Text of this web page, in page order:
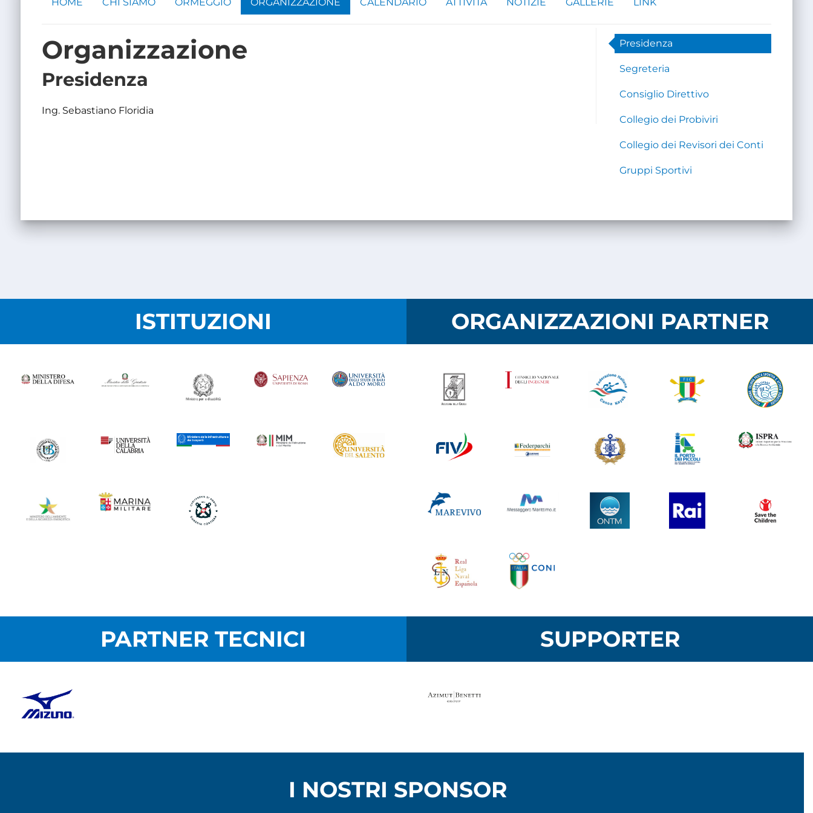
Organizzazione
Presidenza
Ing. Sebastiano Floridia
Presidenza
Segreteria
Consiglio Direttivo
Collegio dei Probiviri
Collegio dei Revisori dei Conti
Gruppi Sportivi
ISTITUZIONI ORGANIZZAZIONI PARTNER
PARTNER TECNICI SUPPORTER
I NOSTRI SPONSOR